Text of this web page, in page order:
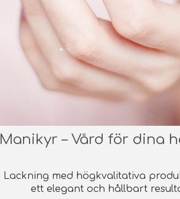
Manikyr – Vård för dina
Lackning med högkvalitativa
ett elegant och hållbart